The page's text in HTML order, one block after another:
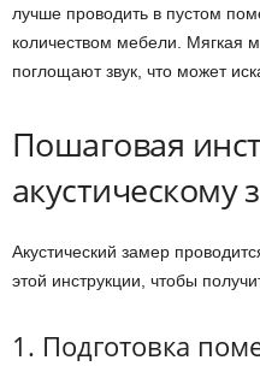
лучше проводить в пустом
количеством мебели. Мягкая
поглощают звук, что может
Пошаговая
акустическому
Акустический замер
этой инструкции, чтобы
1. Подготовка